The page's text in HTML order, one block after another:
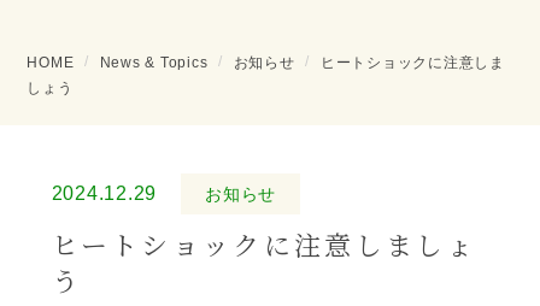
HOME News & Topics お知らせ
ヒートショックに注意しま
しょう
2024.12.29 お知らせ
ヒートショックに注意しましょ
う